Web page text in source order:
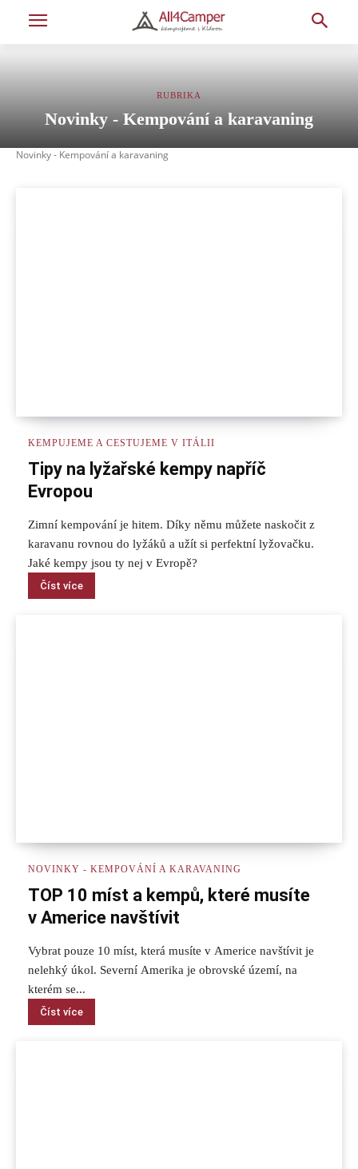
Novinky - Kempování a karavaning
RUBRIKA
Novinky - Kempování a karavaning
KEMPUJEME A CESTUJEME V ITÁLII
Tipy na lyžařské kempy napříč
Evropou
Zimní kempování je hitem. Díky němu můžete naskočit z
karavanu rovnou do lyžáků a užít si perfektní lyžovačku.
Jaké kempy jsou ty nej v Evropě?
Číst více
NOVINKY - KEMPOVÁNÍ A KARAVANING
TOP 10 míst a kempů, které musíte
v Americe navštívit
Vybrat pouze 10 míst, která musíte v Americe navštívit je
nelehký úkol. Severní Amerika je obrovské území, na
kterém se...
Číst více